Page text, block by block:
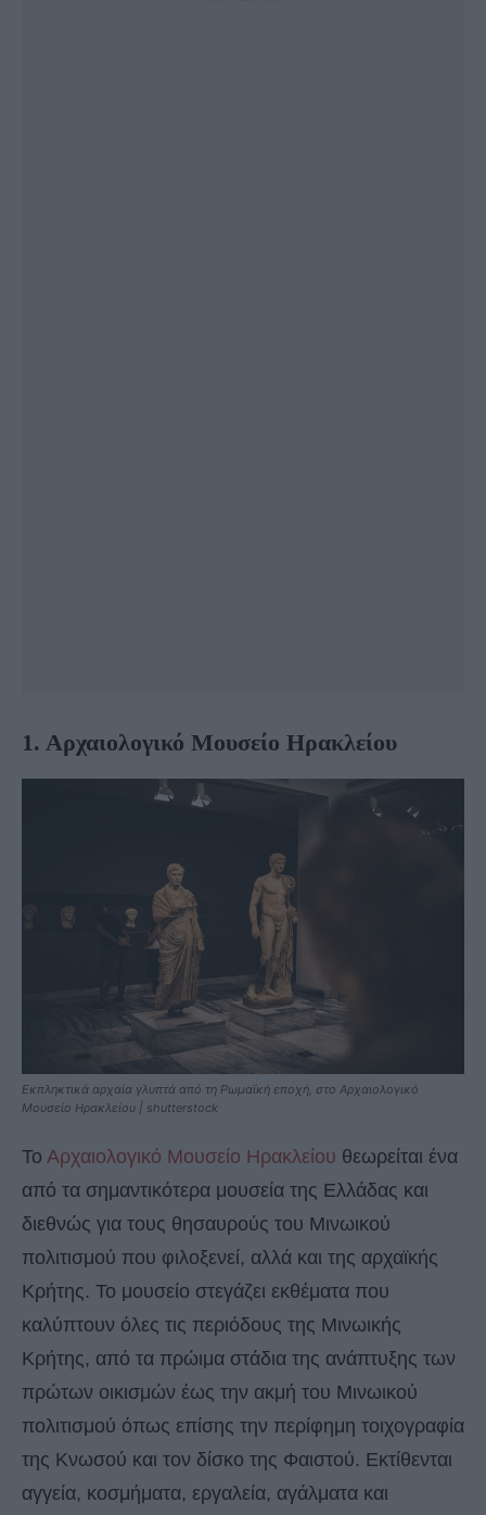
1. Αρχαιολογικό Μουσείο Ηρακλείου
Εκπληκτικά αρχαία γλυπτά από τη Ρωμαϊκή εποχή, στο Αρχαιολογικό
Μουσείο Ηρακλείου | shutterstock
Το Αρχαιολογικό Μουσείο Ηρακλείου θεωρείται ένα
από τα σημαντικότερα μουσεία της Ελλάδας και
διεθνώς για τους θησαυρούς του Μινωικού
πολιτισμού που φιλοξενεί, αλλά και της αρχαϊκής
Κρήτης. Το μουσείο στεγάζει εκθέματα που
καλύπτουν όλες τις περιόδους της Μινωικής
Κρήτης, από τα πρώιμα στάδια της ανάπτυξης των
πρώτων οικισμών έως την ακμή του Μινωικού
πολιτισμού όπως επίσης την περίφημη τοιχογραφία
της Κνωσού και τον δίσκο της Φαιστού. Εκτίθενται
αγγεία, κοσμήματα, εργαλεία, αγάλματα και